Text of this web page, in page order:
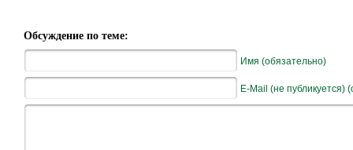
Обсуждение по теме:
Имя (обязательно)
E-Mail (не публикуется)